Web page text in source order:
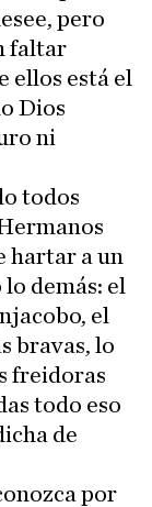
pero
faltar
ellos está el
Dios
ni
todos
hartar a un
demás: el
el
bravas, lo
freidoras
todo eso
de
por